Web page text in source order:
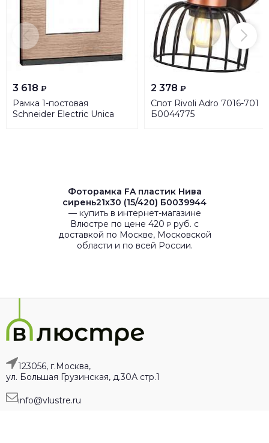
3 618 ₽
Рамка 1-постовая
Schneider Electric Unica
2 378 ₽
Спот Rivoli Adro 7016-701
Б0044775
Фоторамка FA пластик Нива
сирень21х30 (15/420) Б0039944
— купить в интернет-магазине
Влюстре по цене 420 ₽ руб. с
доставкой по Москве, Московской
области и по всей России.
123056, г.Москва,
ул. Большая Грузинская, д.30А стр.1
info@vlustre.ru